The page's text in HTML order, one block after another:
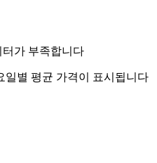
가 부족합니다
일별 평균 가격이 표시됩니다